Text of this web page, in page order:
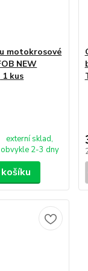
motokrosové
NEW
1 kus
externí sklad,
obvykle 2-3 dny